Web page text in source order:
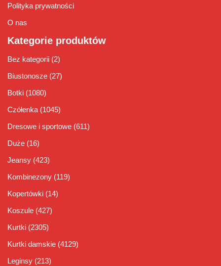
Polityka prywatności
O nas
Kategorie produktów
Bez kategorii (2)
Biustonosze (27)
Botki (1080)
Czółenka (1045)
Dresowe i sportowe (611)
Duże (16)
Jeansy (423)
Kombinezony (119)
Kopertówki (14)
Koszule (427)
Kurtki (2305)
Kurtki damskie (4129)
Leginsy (213)